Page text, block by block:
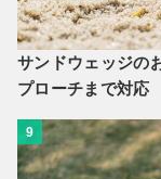
サンドウェッジの
プローチまで対応
9